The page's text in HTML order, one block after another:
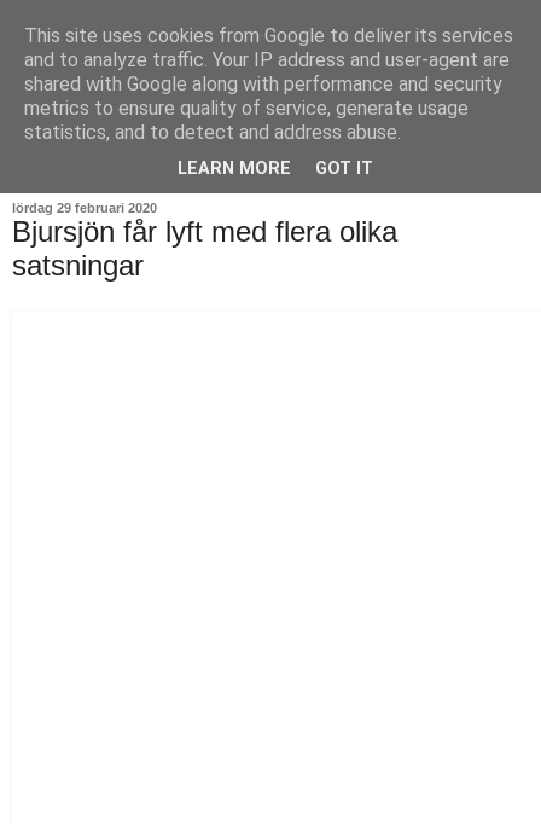
lördag 29 februari 2020
Bjursjön får lyft med flera olika
satsningar
This site uses cookies from Google to deliver its services
and to analyze traffic. Your IP address and user-agent are
shared with Google along with performance and security
metrics to ensure quality of service, generate usage
statistics, and to detect and address abuse.
LEARN MORE GOT IT